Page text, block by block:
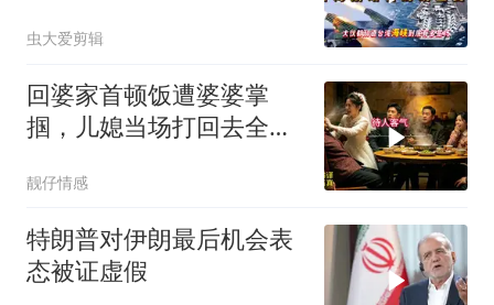
虫大爱剪辑
回婆家首顿饭遭婆婆掌
掴，儿媳当场打回去全家
靓仔情感
特朗普对伊朗最后机会表
态被证虚假